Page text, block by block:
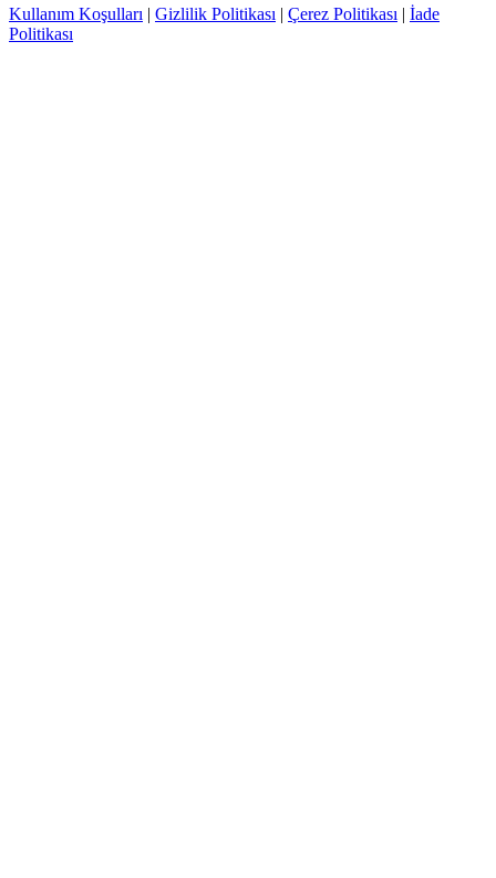
Kullanım Koşulları | Gizlilik Politikası | Çerez Politikası | İade
Politikası